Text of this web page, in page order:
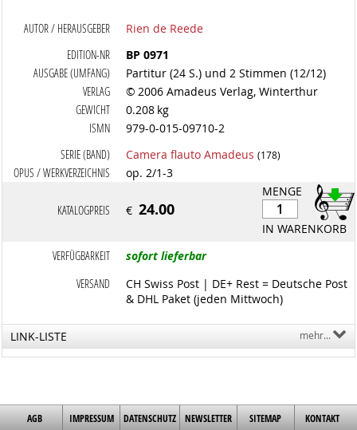
AUTOR / HERAUSGEBER
Rien de Reede
EDITION-NR
BP 0971
AUSGABE (UMFANG)
Partitur (24 S.) und 2 Stimmen (12/12)
VERLAG
© 2006 Amadeus Verlag, Winterthur
GEWICHT
0.208 kg
ISMN
979-0-015-09710-2
SERIE (BAND)
Camera flauto Amadeus (178)
OPUS / WERKVERZEICHNIS
op. 2/1-3
MENGE
IN WARENKORB
KATALOGPREIS €24.00
VERFÜGBARKEIT
sofort lieferbar
VERSAND
CH Swiss Post | DE+ Rest = Deutsche Post
& DHL Paket (jeden Mittwoch)
LINK-LISTE mehr...
AGB IMPRESSUM DATENSCHUTZ NEWSLETTER SITEMAP KONTAKT